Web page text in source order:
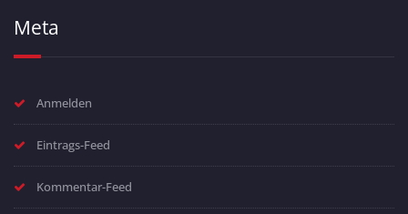
Meta
Anmelden
Eintrags-Feed
Kommentar-Feed